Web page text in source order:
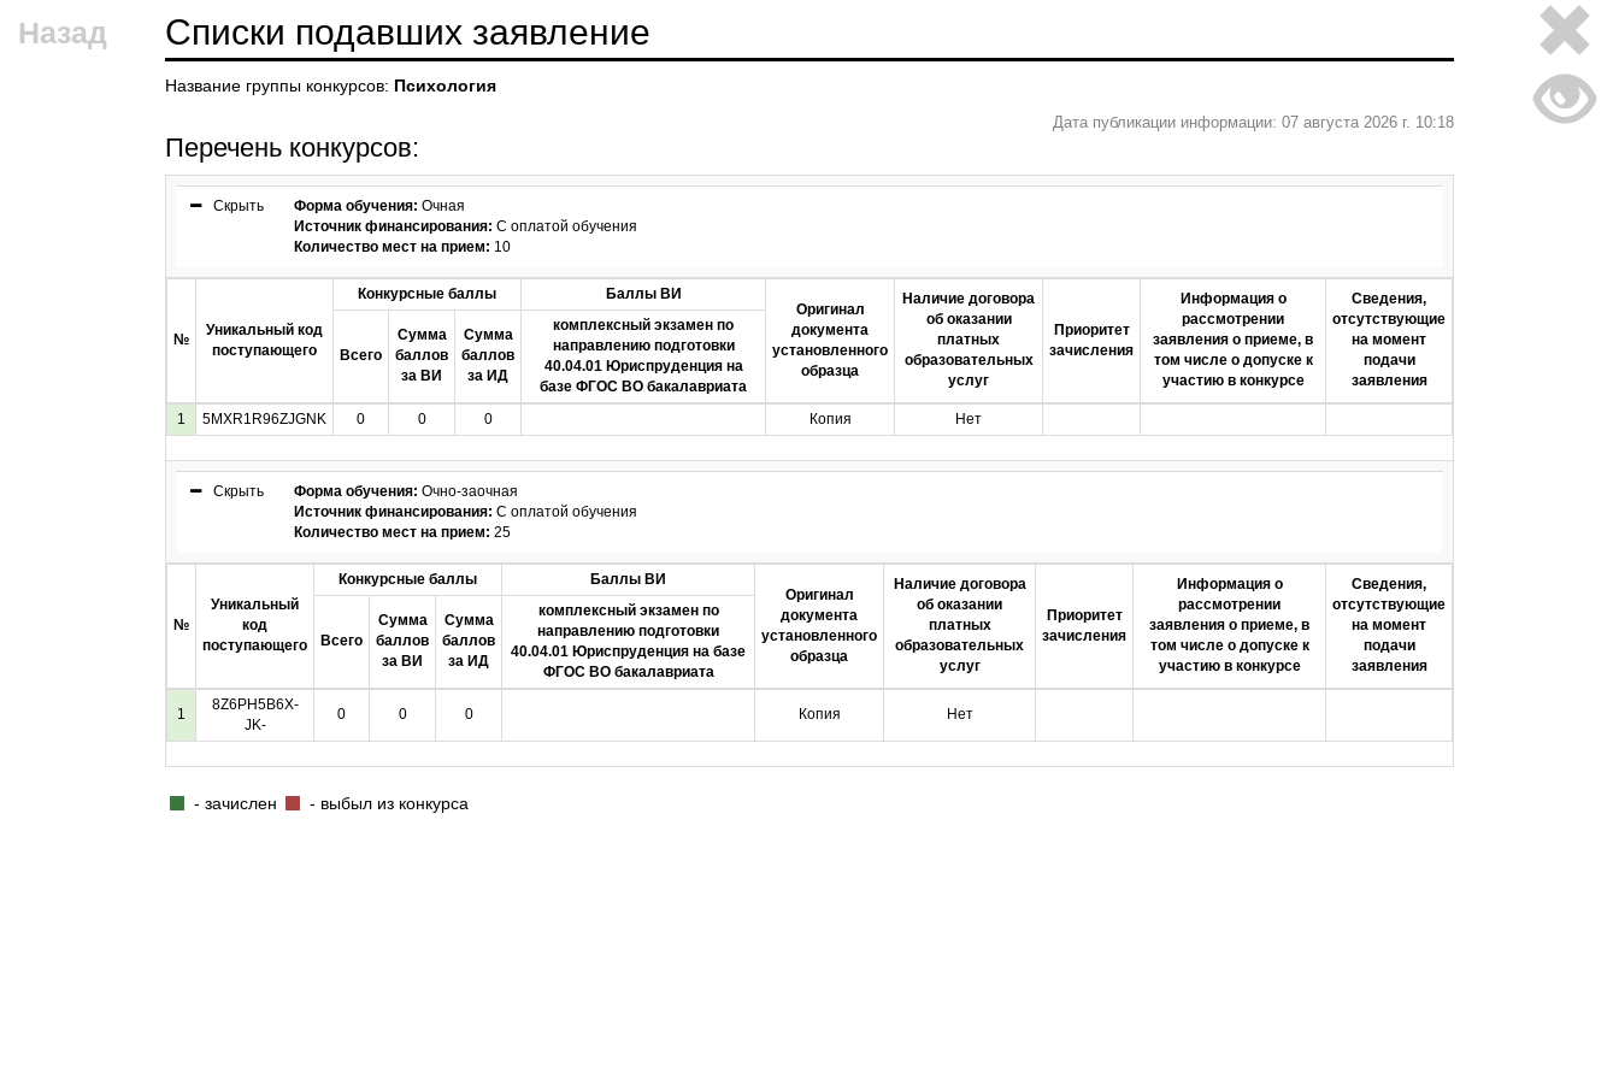
Назад Списки подавших заявление
Название группы конкурсов: Психология
Перечень конкурсов:
Дата публикации информации: 07 августа 2026 г. 10:18
Скрыть Форма обучения: Очная
Источник финансирования: С оплатой обучения
Количество мест на прием: 10
№
Уникальный код
поступающего
Конкурсные баллы
Баллы ВИ
Оригинал
документа
установленного
образца
Наличие договора
об оказании
платных
образовательных
услуг
Приоритет
зачисления
Информация о
рассмотрении
заявления о приеме, в
том числе о допуске к
участию в конкурсе
Сведения,
отсутствующие
на момент
подачи
заявления
Всего
Сумма
баллов
за ВИ
Сумма
баллов
за ИД
комплексный экзамен по
направлению подготовки
40.04.01 Юриспруденция на
базе ФГОС ВО бакалавриата
1
5MXR1R96ZJGNK 0 0 0 Копия Нет
Скрыть Форма обучения: Очно-заочная
Источник финансирования: С оплатой обучения
Количество мест на прием: 25
№
Уникальный
код
поступающего
Конкурсные баллы
Баллы ВИ
Оригинал
документа
установленного
образца
Наличие договора
об оказании
платных
образовательных
услуг
Приоритет
зачисления
Информация о
рассмотрении
заявления о приеме, в
том числе о допуске к
участию в конкурсе
Сведения,
отсутствующие
на момент
подачи
заявления
Всего
Сумма
баллов
за ВИ
Сумма
баллов
за ИД
комплексный экзамен по
направлению подготовки
40.04.01 Юриспруденция на базе
ФГОС ВО бакалавриата
1
8Z6PH5B6X-
JK-
0 0 0 Копия Нет
- зачислен - выбыл из конкурса